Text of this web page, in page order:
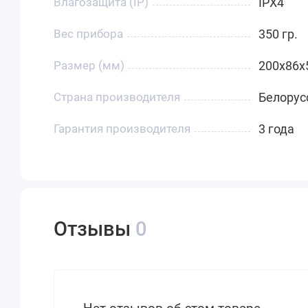
Вес прибора 350 гр.
Размер (мм)
Страна производителя
Гарантия производителя 3 года
Отзывы 0